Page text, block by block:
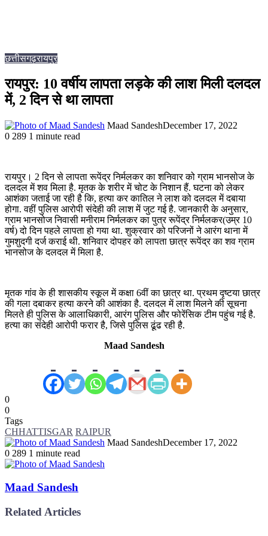
छत्तीसगढ़रायपुर
रायपुर: 10 वर्षीय लापता लड़के की लाश मिली दलदल
में, 2 दिन से था लापता
Maad SandeshDecember 17, 2022
0 289 1 minute read
रायपुर। 2 दिन से लापता रूपेंद्र निर्मलकर का शनिवार को ग्राम भानसोज के
दलदल में शव मिला है. मृतक के शरीर में चोट के निशान हैं. घटना को लेकर
आशंका जताई जा रही है कि, हत्या कर कातिल ने लाश को दलदल में दबाया
होगा. वहीं पुलिस आरोपी संदेही की लाश में जुट गई है. जानकारी के अनुसार,
ग्राम भानसोज निवासी मनीराम निर्मलकर का पुत्र रूपेंद्र निर्मलकर(उम्र 10
वर्ष) दो दिन पहले लापता हो गया था. शुक्रवार को परिजनों ने आरंग थाना में
गुमशुदगी दर्ज कराई थी. शनिवार दोपहर को लापता छात्र रूपेंद्र का शव ग्राम
भानसोज के दलदल में मिला है.
मृतक गांव के ही शासकीय स्कूल में कक्षा 6वीं का छात्र था. प्रथम दृष्टया छात्र
की गला दबाकर हत्या करने की आशंका है. दलदल में लाश मिलने की सूचना
मिलते ही पुलिस के आलाधिकारी, आरंग पुलिस और फोरेंसिक टीम पहुंच गई है.
हत्या का संदेही आरोपी फरार है, जिसे पुलिस ढूंढ रही है.
Maad Sandesh
0
0
Tags
CHHATTISGAR RAIPUR
Maad SandeshDecember 17, 2022
0 289 1 minute read
Maad Sandesh
Related Articles